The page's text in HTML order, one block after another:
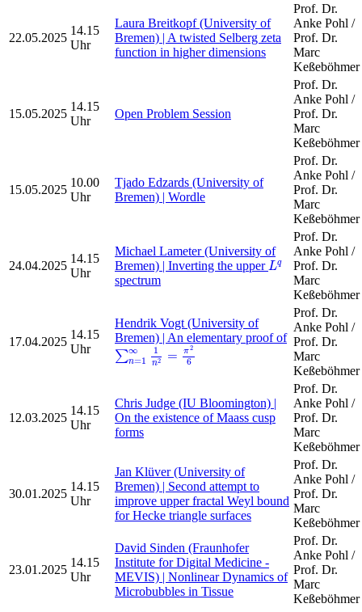
22.05.2025
14.15
Uhr
Laura Breitkopf (University of
Bremen) | A twisted Selberg zeta
function in higher dimensions
Prof. Dr.
Anke Pohl /
Prof. Dr.
Marc
Keßeböhmer
15.05.2025
14.15
Uhr
Open Problem Session
Prof. Dr.
Anke Pohl /
Prof. Dr.
Marc
Keßeböhmer
15.05.2025
10.00
Uhr
Tjado Edzards (University of
Bremen) | Wordle
Prof. Dr.
Anke Pohl /
Prof. Dr.
Marc
Keßeböhmer
24.04.2025
14.15
Uhr
Michael Lameter (University of
Bremen) | Inverting the upperLq
Lq
spectrum
Prof. Dr.
Anke Pohl /
Prof. Dr.
Marc
Keßeböhmer
17.04.2025
14.15
Uhr
Hendrik Vogt (University of
Bremen) | An elementary proof of
∑∞
n=1
1
n2 = π2
6
∑n=1∞1n2=π26
Prof. Dr.
Anke Pohl /
Prof. Dr.
Marc
Keßeböhmer
12.03.2025
14.15
Uhr
Chris Judge (IU Bloomington) |
On the existence of Maass cusp
forms
Prof. Dr.
Anke Pohl /
Prof. Dr.
Marc
Keßeböhmer
30.01.2025
14.15
Uhr
Jan Klüver (University of
Bremen) | Second attempt to
improve upper fractal Weyl bound
for Hecke triangle surfaces
Prof. Dr.
Anke Pohl /
Prof. Dr.
Marc
Keßeböhmer
23.01.2025
14.15
Uhr
David Sinden (Fraunhofer
Institute for Digital Medicine -
MEVIS) | Nonlinear Dynamics of
Microbubbles in Tissue
Prof. Dr.
Anke Pohl /
Prof. Dr.
Marc
Keßeböhmer